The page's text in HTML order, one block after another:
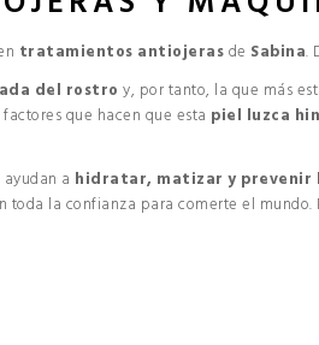
tratamientos antiojerasde Sabina.
del rostro y, por tanto, la que más
que hacen que esta piel luzca
a hidratar, matizar y prevenir
toda la confianza para comerte el